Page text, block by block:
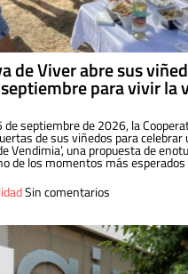
de Viver abre sus
para vivir la
de septiembre de 2026, la
de sus viñedos para celebrar
Vendimia’, una propuesta de
de los momentos más
Sin comentarios